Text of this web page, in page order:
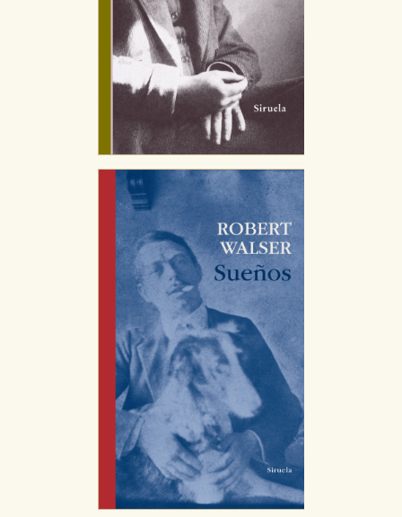
CONFIGURACIÓN DE COOKIES
HABILITAR TODO RECHAZAR TODO
Estas cookies son necesarias para que nuestro sitio
web funcione y no es posible deshabilitarlas desde
nuestro sistema. Es posible hacerlo desde el
navegador, pero en ese caso es posible que algunas
áreas de nuestra web dejen de funcionar
correctamente.
Cookies de rendimiento y analíticas
Estas cookies se utilizan para mejorar su experiencia
de navegación y optimizar el funcionamiento de
nuestro sitio web. Almacenan configuraciones de
servicios para que no tenga que reconfigurarlos cada
vez que nos visita. La información es agregada y, por lo
tanto, es anónima.
Cookies de publicidad y redes sociales
Estas cookies son gestionadas por nuestros socios
publicitarios y se utilizan para mostrar publicidad
relevante para sus intereses en otros sitios. No
almacenan directamente información personal sino
que se basan en la identificación única de su
navegador y dispositivo de internet.